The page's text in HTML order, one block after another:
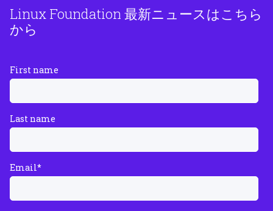
Linux Foundation 最新ニュースはこちら
から
First name
Last name
Email*